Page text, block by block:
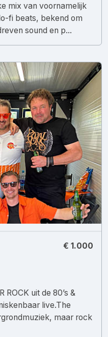
mix van voornamelijk
fi beats, bekend om
sound en p...
€ 1.000
ROCK uit de 80’s &
live.The
maar rock